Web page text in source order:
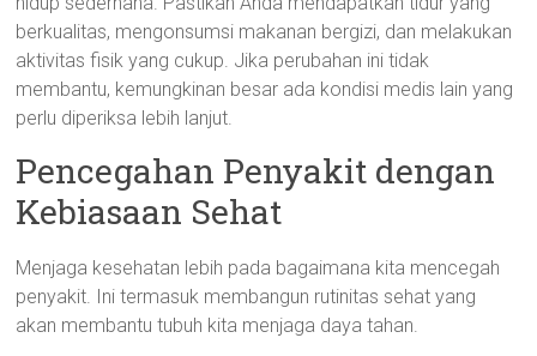
berkualitas, mengonsumsi makanan bergizi, dan melakukan
aktivitas fisik yang cukup. Jika perubahan ini tidak
membantu, kemungkinan besar ada kondisi medis lain yang
perlu diperiksa lebih lanjut.
Pencegahan Penyakit dengan
Kebiasaan Sehat
Menjaga kesehatan lebih pada bagaimana kita mencegah
penyakit. Ini termasuk membangun rutinitas sehat yang
akan membantu tubuh kita menjaga daya tahan.